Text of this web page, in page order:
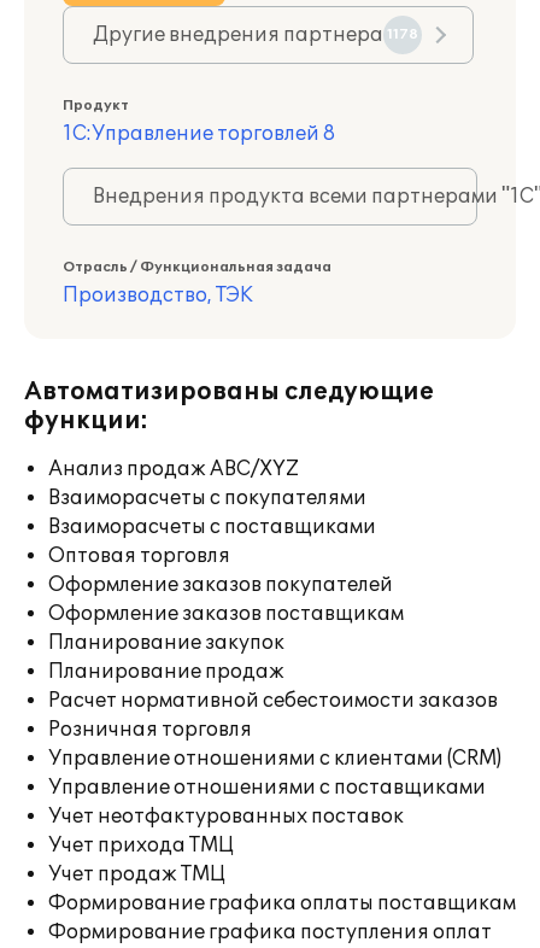
Другие внедрения партнера 1178
Продукт
1С:Управление торговлей 8
Внедрения продукта всеми партнерами
Отрасль / Функциональная задача
Производство, ТЭК
Автоматизированы следующие
функции:
Анализ продаж ABC/XYZ
Взаиморасчеты с покупателями
Взаиморасчеты с поставщиками
Оптовая торговля
Оформление заказов покупателей
Оформление заказов поставщикам
Планирование закупок
Планирование продаж
Расчет нормативной себестоимости заказов
Розничная торговля
Управление отношениями с клиентами (CRM)
Управление отношениями с поставщиками
Учет неотфактурованных поставок
Учет прихода ТМЦ
Учет продаж ТМЦ
Формирование графика оплаты поставщикам
Формирование графика поступления оплат